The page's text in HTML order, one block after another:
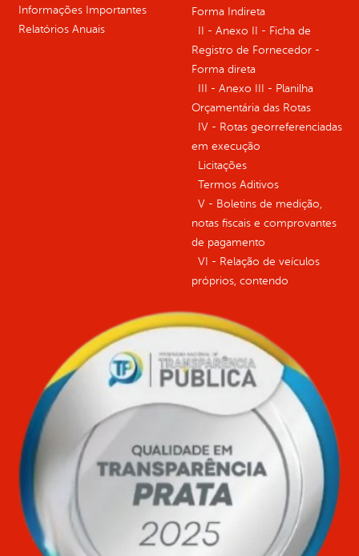
Informações Importantes
Relatórios Anuais
Forma Indireta
II - Anexo II - Ficha de
Registro de Fornecedor -
Forma direta
III - Anexo III - Planilha
Orçamentária das Rotas
IV - Rotas georreferenciadas
em execução
Licitações
Termos Aditivos
V - Boletins de medição,
notas fiscais e comprovantes
de pagamento
VI - Relação de veículos
próprios, contendo